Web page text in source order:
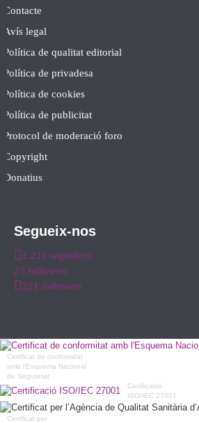
Contacte
Avís legal
Política de qualitat editorial
Política de privadesa
Política de cookies
Política de publicitat
Protocol de moderació foro
Copyright
Donatius
Segueix-nos
1.211 seguidors
25 followers
221 followers
Certificat de conformitat
amb l'Esquema Nacional
de Seguretat
Certificació
ISO/IEC 27001
Certificat per